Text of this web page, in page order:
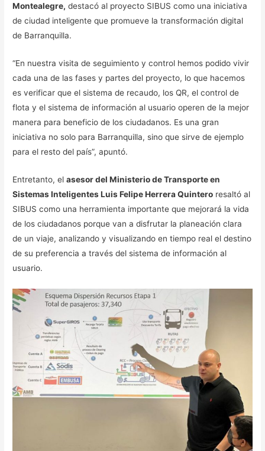
Montealegre, destacó al proyecto SIBUS como una iniciativa
de ciudad inteligente que promueve la transformación digital
de Barranquilla.
“En nuestra visita de seguimiento y control hemos podido vivir
cada una de las fases y partes del proyecto, lo que hacemos
es verificar que el sistema de recaudo, los QR, el control de
flota y el sistema de información al usuario operen de la mejor
manera para beneficio de los ciudadanos. Es una gran
iniciativa no solo para Barranquilla, sino que sirve de ejemplo
para el resto del país”, apuntó.
Entretanto, elasesor del Ministerio de Transporte en
Sistemas Inteligentes Luis Felipe Herrera Quintero resaltó al
SIBUS como una herramienta importante que mejorará la vida
de los ciudadanos porque van a disfrutar la planeación clara
de un viaje, analizando y visualizando en tiempo real el destino
de su preferencia a través del sistema de información al
usuario.